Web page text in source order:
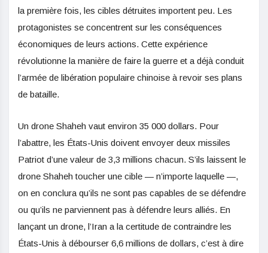
la première fois, les cibles détruites importent peu. Les
protagonistes se concentrent sur les conséquences
économiques de leurs actions. Cette expérience
révolutionne la manière de faire la guerre et a déjà conduit
l’armée de libération populaire chinoise à revoir ses plans
de bataille.
Un drone Shaheh vaut environ 35 000 dollars. Pour
l’abattre, les États-Unis doivent envoyer deux missiles
Patriot d’une valeur de 3,3 millions chacun. S’ils laissent le
drone Shaheh toucher une cible — n’importe laquelle —,
on en conclura qu’ils ne sont pas capables de se défendre
ou qu’ils ne parviennent pas à défendre leurs alliés. En
lançant un drone, l’Iran a la certitude de contraindre les
États-Unis à débourser 6,6 millions de dollars, c’est à dire